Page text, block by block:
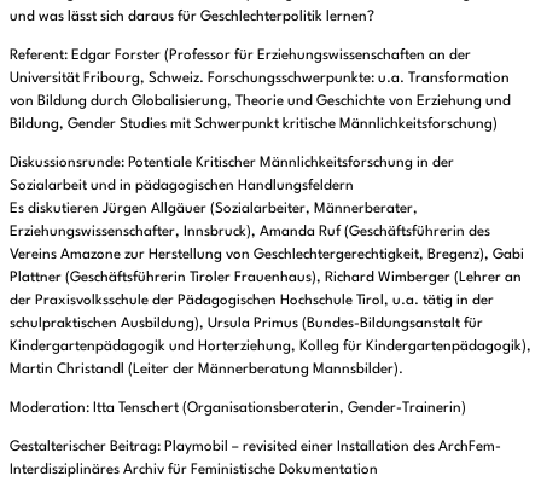
und was lässt sich daraus für Geschlechterpolitik lernen?
Referent: Edgar Forster (Professor für Erziehungswissenschaften an der
Universität Fribourg, Schweiz. Forschungsschwerpunkte: u.a. Transformation
von Bildung durch Globalisierung, Theorie und Geschichte von Erziehung und
Bildung, Gender Studies mit Schwerpunkt kritische Männlichkeitsforschung)
Diskussionsrunde: Potentiale Kritischer Männlichkeitsforschung in der
Sozialarbeit und in pädagogischen Handlungsfeldern
Es diskutieren Jürgen Allgäuer (Sozialarbeiter, Männerberater,
Erziehungswissenschafter, Innsbruck), Amanda Ruf (Geschäftsführerin des
Vereins Amazone zur Herstellung von Geschlechtergerechtigkeit, Bregenz), Gabi
Plattner (Geschäftsführerin Tiroler Frauenhaus), Richard Wimberger (Lehrer an
der Praxisvolksschule der Pädagogischen Hochschule Tirol, u.a. tätig in der
schulpraktischen Ausbildung), Ursula Primus (Bundes-Bildungsanstalt für
Kindergartenpädagogik und Horterziehung, Kolleg für Kindergartenpädagogik),
Martin Christandl (Leiter der Männerberatung Mannsbilder).
Moderation: Itta Tenschert (Organisationsberaterin, Gender-Trainerin)
Gestalterischer Beitrag: Playmobil – revisited einer Installation des ArchFem-
Interdisziplinäres Archiv für Feministische Dokumentation